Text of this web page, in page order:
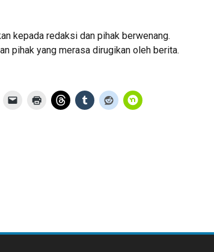
kepada redaksi dan pihak berwenang.
pihak yang merasa dirugikan oleh berita.